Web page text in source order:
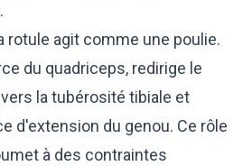
rotule agit comme une poulie.
du quadriceps, redirige le
la tubérosité tibiale et
d'extension du genou. Ce rôle
à des contraintes